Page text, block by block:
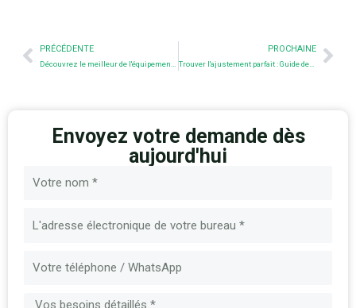
Prev
PRÉCÉDENTE PROCHAINE
Trouver l'ajustement parfait : Guide des tailles et des types de porte-plaques
Envoyez votre demande dès
aujourd'hui